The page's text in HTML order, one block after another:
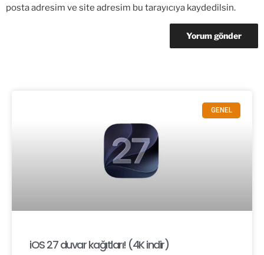
posta adresim ve site adresim bu tarayıcıya kaydedilsin.
GENEL
iOS 27 duvar kağıtları! (4K indir)